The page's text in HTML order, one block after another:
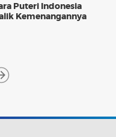
Puteri Indonesia
Kemenangannya